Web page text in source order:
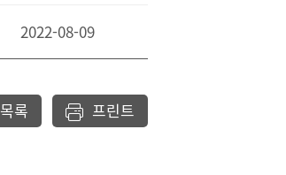
2022-08-09
목록 프린트